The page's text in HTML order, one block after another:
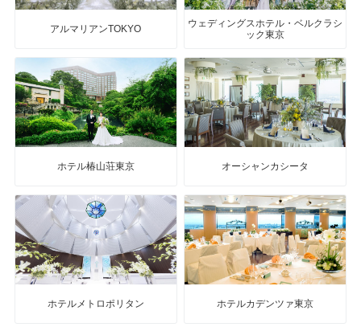
アルマリアンTOKYO
ウェディングスホテル・ベルクラシ
ック東京
ホテル椿山荘東京 オーシャンカシータ
ホテルメトロポリタン ホテルカデンツァ東京